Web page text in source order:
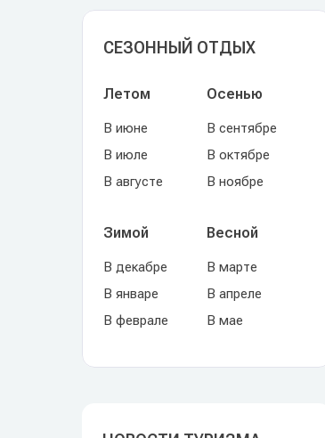
СЕЗОННЫЙ ОТДЫХ
Летом
В июне
В июле
В августе
Осенью
В сентябре
В октябре
В ноябре
Зимой
В декабре
В январе
В феврале
Весной
В марте
В апреле
В мае